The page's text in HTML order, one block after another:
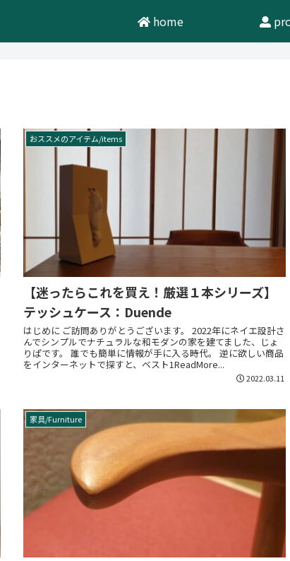
home
おススメのアイテム/items
【迷ったらこれを買え！厳選１本シリーズ】
テッシュケース：Duende
はじめに ご訪問ありがとうございます。 2022年にネイエ設計さ
んでシンプルでナチュラルな和モダンの家を建てました、じょ
りぱです。 誰でも簡単に情報が手に入る時代。 逆に欲しい商品
をインターネットで探すと、ベスト1ReadMore...
2022.03.11
家具/Furniture